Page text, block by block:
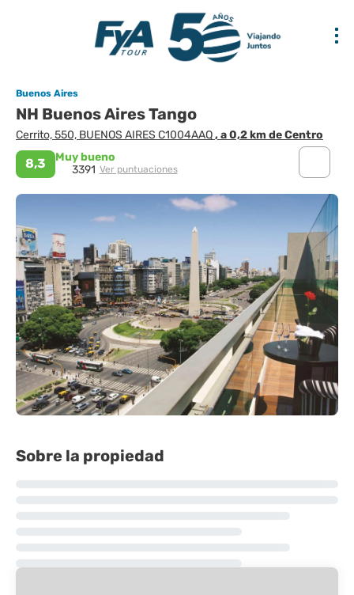
Buenos Aires
NH Buenos Aires Tango
Cerrito, 550, BUENOS AIRES C1004AAQ, a 0,2 km de Centro
8,3
Muy bueno
3391 Ver puntuaciones
Sobre la propiedad